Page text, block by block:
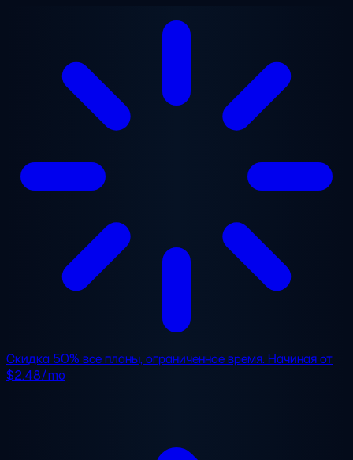
Перейти к основному содержанию
Скидка 50% все планы, ограниченное время. Начиная от
$2.48/mo